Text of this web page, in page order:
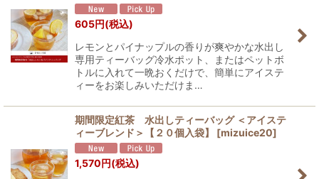
605円(税込)
レモンとパイナップルの香りが爽やかな水出し
専用ティーバッグ冷水ポット、またはペットボ
トルに入れて一晩おくだけで、簡単にアイステ
ィーをお楽しみいただけま…
期間限定紅茶 水出しティーバッグ ＜アイステ
ィーブレンド＞【２０個入袋】
[mizuice20]
1,570円(税込)